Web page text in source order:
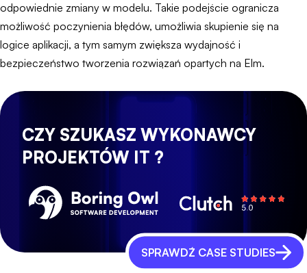
odpowiednie zmiany w modelu. Takie podejście ogranicza
możliwość poczynienia błędów, umożliwia skupienie się na
logice aplikacji, a tym samym zwiększa wydajność i
bezpieczeństwo tworzenia rozwiązań opartych na Elm.
CZY SZUKASZ WYKONAWCY
PROJEKTÓW IT ?
SPRAWDŹ CASE STUDIES